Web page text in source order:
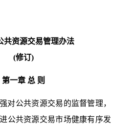
共资源交易管理办法
(修订)
第一章 总 则
对公共资源交易的监督管理，
公共资源交易市场健康有序发